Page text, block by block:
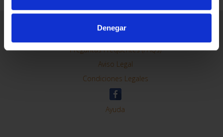
Denegar
Información General
Contacto
Preguntas Frequentes (FAQs)
Aviso Legal
Condiciones Legales
Ayuda